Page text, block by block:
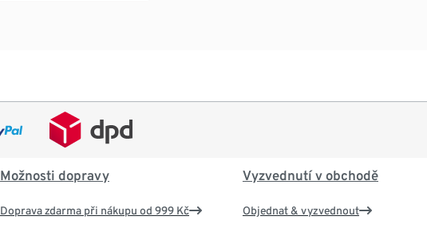
Možnosti dopravy
Doprava zdarma při nákupu od 999 Kč
Vyzvednutí v obchodě
Objednat & vyzvednout